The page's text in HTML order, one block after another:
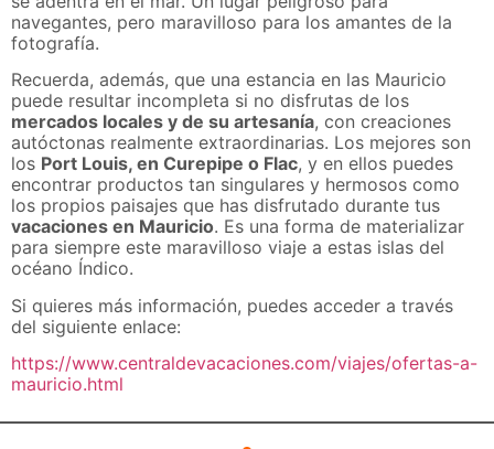
navegantes, pero maravilloso para los amantes de la
fotografía.
Recuerda, además, que una estancia en las Mauricio
puede resultar incompleta si no disfrutas de los
mercados locales y de su artesanía, con creaciones
autóctonas realmente extraordinarias. Los mejores son
los Port Louis, en Curepipe o Flac, y en ellos puedes
encontrar productos tan singulares y hermosos como
los propios paisajes que has disfrutado durante tus
vacaciones en Mauricio. Es una forma de materializar
para siempre este maravilloso viaje a estas islas del
océano Índico.
Si quieres más información, puedes acceder a través
del siguiente enlace:
https://www.centraldevacaciones.com/viajes/ofertas-a-
mauricio.html